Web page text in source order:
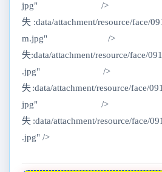
jpg" />
失:data/attachment/resource/face/
m.jpg" /
失:data/attachment/resource/face/
.jpg" /
失:data/attachment/resource/face/
jpg" />
失:data/attachment/resource/face/
.jpg" />